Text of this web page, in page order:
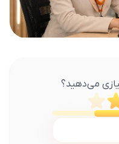
می‌دهید؟